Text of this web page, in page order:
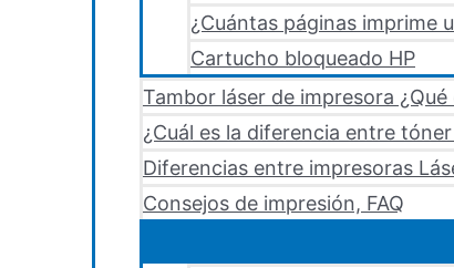
¿Cuántas páginas imprime
Cartucho bloqueado HP
Tambor láser de impresora ¿Qué
¿Cuál es la diferencia entre
Diferencias entre impresoras
Consejos de impresión, FAQ